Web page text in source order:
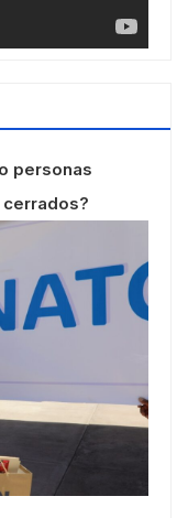
personas